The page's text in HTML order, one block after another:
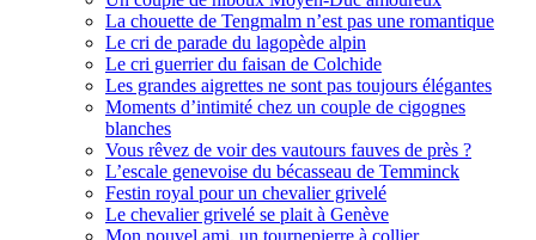
La chouette de Tengmalm n’est pas une romantique
Le cri de parade du lagopède alpin
Le cri guerrier du faisan de Colchide
Les grandes aigrettes ne sont pas toujours élégantes
Moments d’intimité chez un couple de cigognes
blanches
Vous rêvez de voir des vautours fauves de près ?
L’escale genevoise du bécasseau de Temminck
Festin royal pour un chevalier grivelé
Le chevalier grivelé se plait à Genève
Mon nouvel ami, un tournepierre à collier